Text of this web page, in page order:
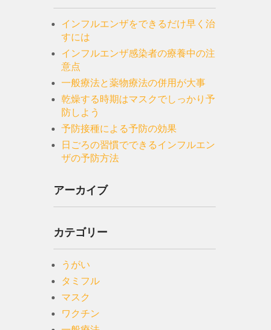
インフルエンザをできるだけ早く治
すには
インフルエンザ感染者の療養中の注
意点
一般療法と薬物療法の併用が大事
乾燥する時期はマスクでしっかり予
防しよう
予防接種による予防の効果
日ごろの習慣でできるインフルエン
ザの予防方法
アーカイブ
カテゴリー
うがい
タミフル
マスク
ワクチン